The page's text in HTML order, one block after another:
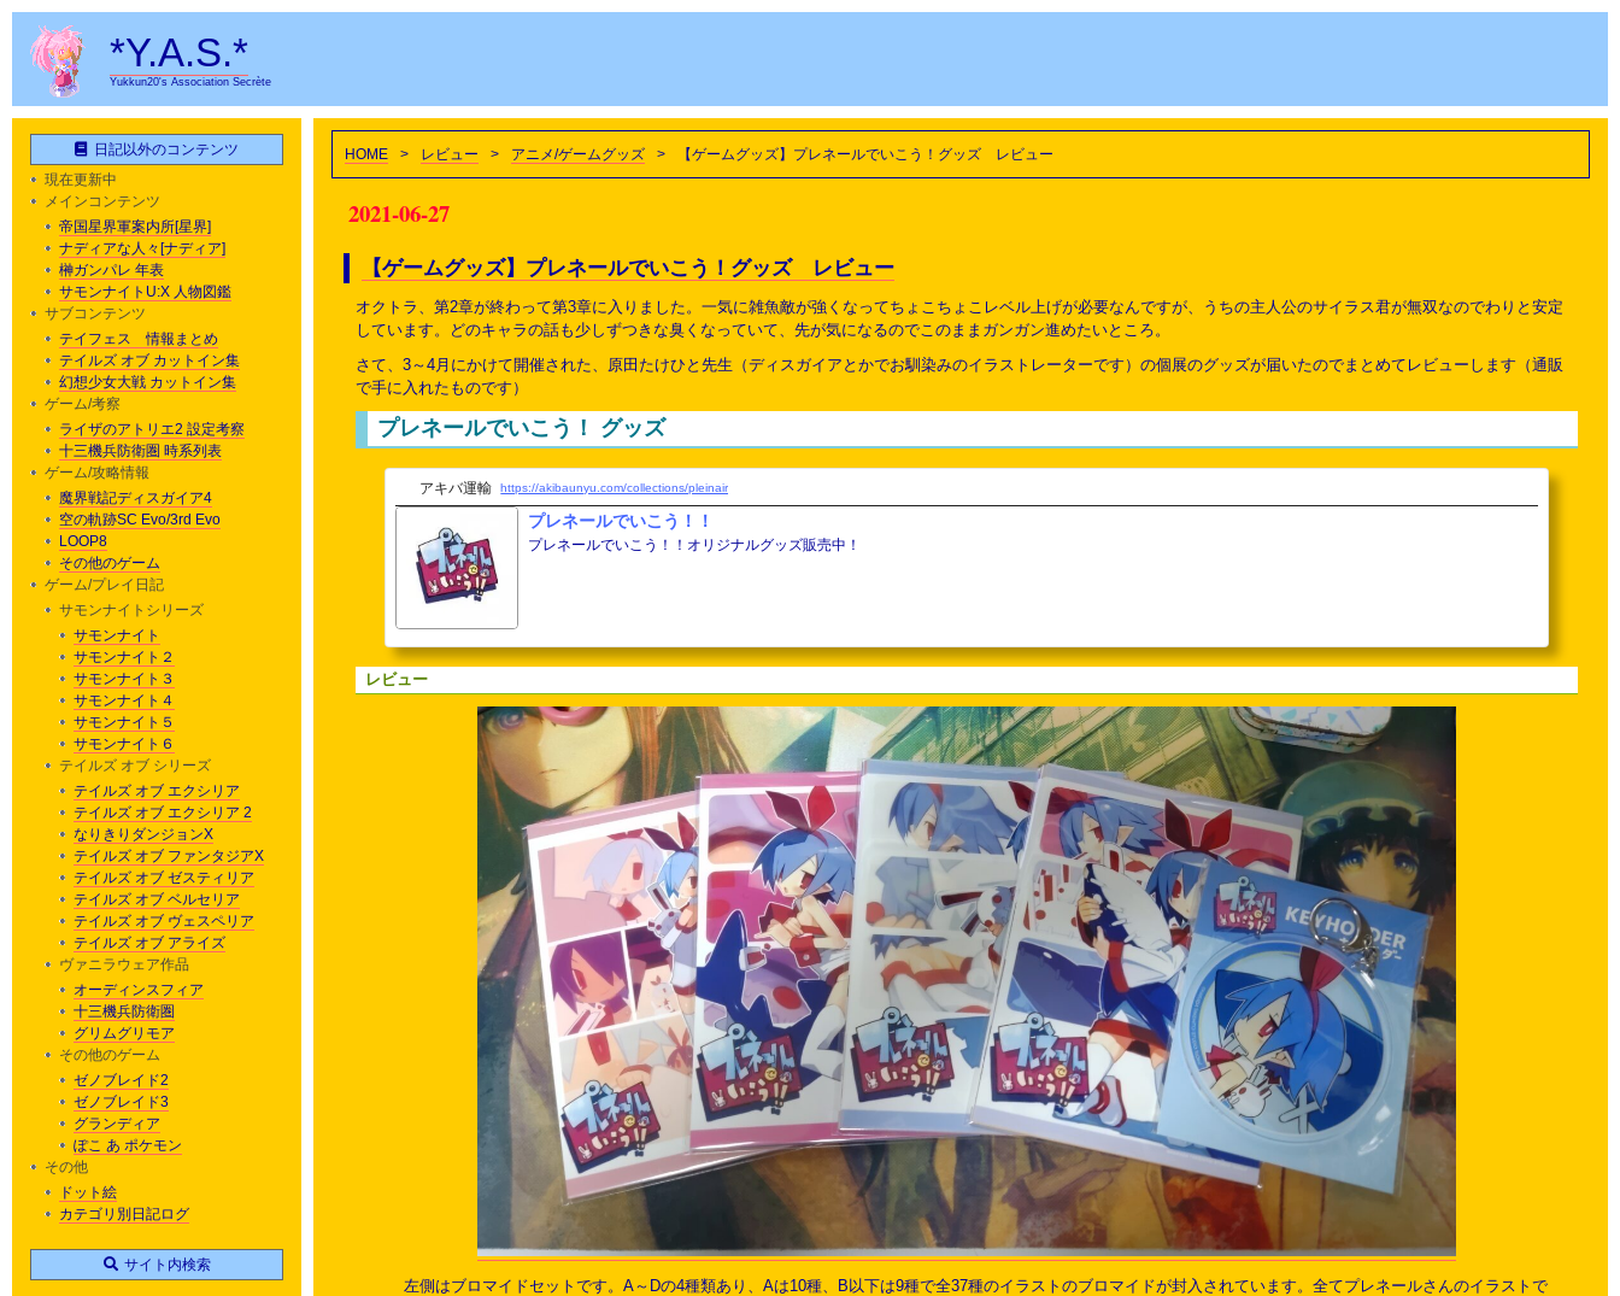
*Y.A.S.*
Yukkun20's Association Secrète
HOME > レビュー > アニメ/ゲームグッズ > 【ゲームグッズ】プレネールでいこう！グッズ レビュー
2021-06-27
【ゲームグッズ】プレネールでいこう！グッズ レビュー
オクトラ、第2章が終わって第3章に入りました。一気に雑魚敵が強くなってちょこちょこレベル上げが必要なんですが、うちの主人公のサイラス君が無双なのでわりと安定
しています。どのキャラの話も少しずつきな臭くなっていて、先が気になるのでこのままガンガン進めたいところ。
さて、3～4月にかけて開催された、原田たけひと先生（ディスガイアとかでお馴染みのイラストレーターです）の個展のグッズが届いたのでまとめてレビューします（通販
で手に入れたものです）
プレネールでいこう！ グッズ
アキバ運輸 https://akibaunyu.com/collections/pleinair
プレネールでいこう！！
プレネールでいこう！！オリジナルグッズ販売中！
レビュー
左側はブロマイドセットです。A～Dの4種類あり、Aは10種、B以下は9種で全37種のイラストのブロマイドが封入されています。全てプレネールさんのイラストで
日記以外のコンテンツ
現在更新中
メインコンテンツ
帝国星界軍案内所[星界]
ナディアな人々[ナディア]
榊ガンパレ 年表
サモンナイトU:X 人物図鑑
サブコンテンツ
テイフェス 情報まとめ
テイルズ オブ カットイン集
幻想少女大戦 カットイン集
ゲーム/考察
ライザのアトリエ2 設定考察
十三機兵防衛圏 時系列表
ゲーム/攻略情報
魔界戦記ディスガイア4
空の軌跡SC Evo/3rd Evo
LOOP8
その他のゲーム
ゲーム/プレイ日記
サモンナイトシリーズ
サモンナイト
サモンナイト２
サモンナイト３
サモンナイト４
サモンナイト５
サモンナイト６
テイルズ オブ シリーズ
テイルズ オブ エクシリア
テイルズ オブ エクシリア 2
なりきりダンジョンX
テイルズ オブ ファンタジアX
テイルズ オブ ゼスティリア
テイルズ オブ ベルセリア
テイルズ オブ ヴェスペリア
テイルズ オブ アライズ
ヴァニラウェア作品
オーディンスフィア
十三機兵防衛圏
グリムグリモア
その他のゲーム
ゼノブレイド2
ゼノブレイド3
グランディア
ぽこ あ ポケモン
その他
ドット絵
カテゴリ別日記ログ
サイト内検索